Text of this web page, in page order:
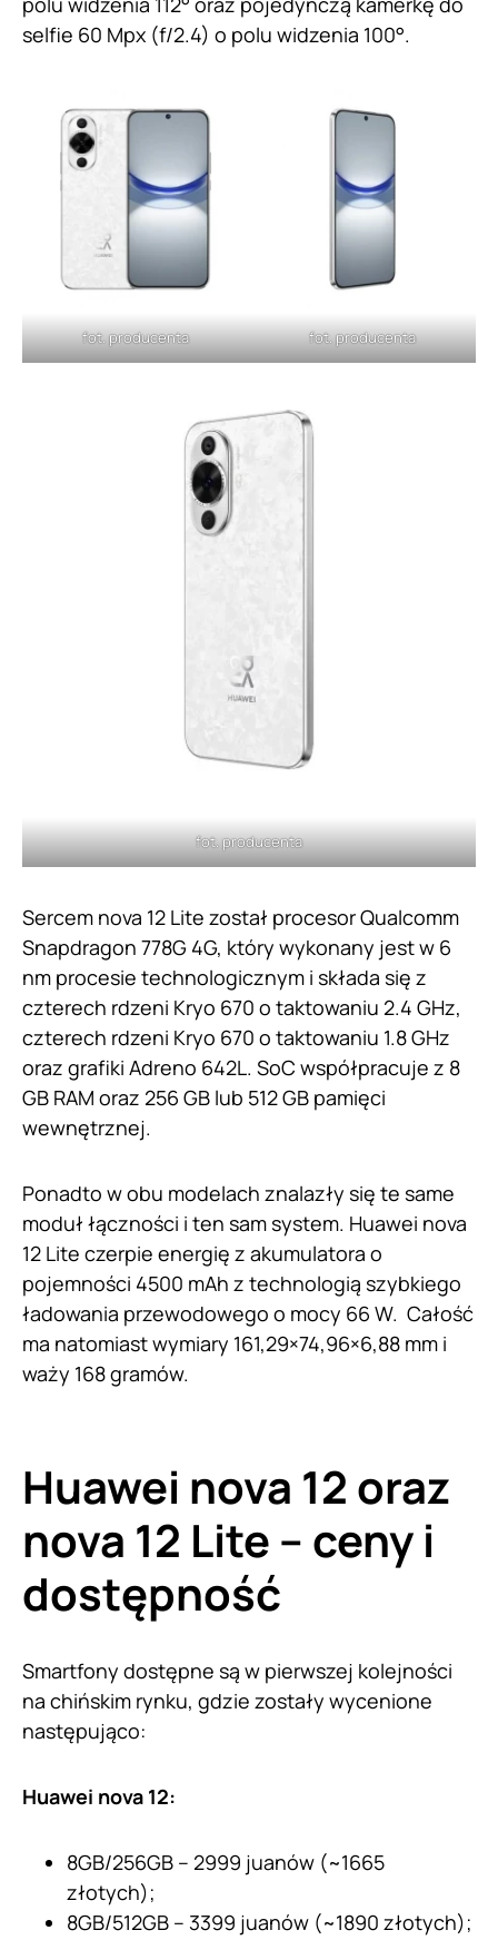
selfie 60 Mpx (f/2.4) o polu widzenia 100°.
fot. producenta fot. producenta
fot. producenta
Sercem nova 12 Lite został procesor Qualcomm
Snapdragon 778G 4G, który wykonany jest w 6
nm procesie technologicznym i składa się z
czterech rdzeni Kryo 670 o taktowaniu 2.4 GHz,
czterech rdzeni Kryo 670 o taktowaniu 1.8 GHz
oraz grafiki Adreno 642L. SoC współpracuje z 8
GB RAM oraz 256 GB lub 512 GB pamięci
wewnętrznej.
Ponadto w obu modelach znalazły się te same
moduł łączności i ten sam system. Huawei nova
12 Lite czerpie energię z akumulatora o
pojemności 4500 mAh z technologią szybkiego
ładowania przewodowego o mocy 66 W. Całość
ma natomiast wymiary 161,29×74,96×6,88 mm i
waży 168 gramów.
Huawei nova 12 oraz
nova 12 Lite – ceny i
dostępność
Smartfony dostępne są w pierwszej kolejności
na chińskim rynku, gdzie zostały wycenione
następująco:
Huawei nova 12:
8GB/256GB – 2999 juanów (~1665
złotych);
8GB/512GB – 3399 juanów (~1890 złotych);